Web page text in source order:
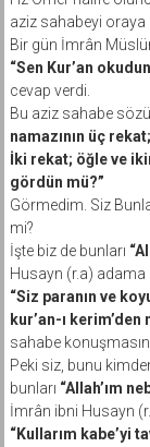
aziz sahabeyi oraya
Bir gün İmrân
“Sen Kur’an
cevap verdi.
Bu aziz sahabe
namazının üç
İki rekat; öğle ve
gördün mü?”
Görmedim. Siz
mi?
İşte biz de bunları
Husayn (r.a)
“Siz paranın ve
kur’an-ı
sahabe
Peki siz, bunu
bunları “Allah’ım
İmrân ibni Husayn
“Kullarım kabe’yi